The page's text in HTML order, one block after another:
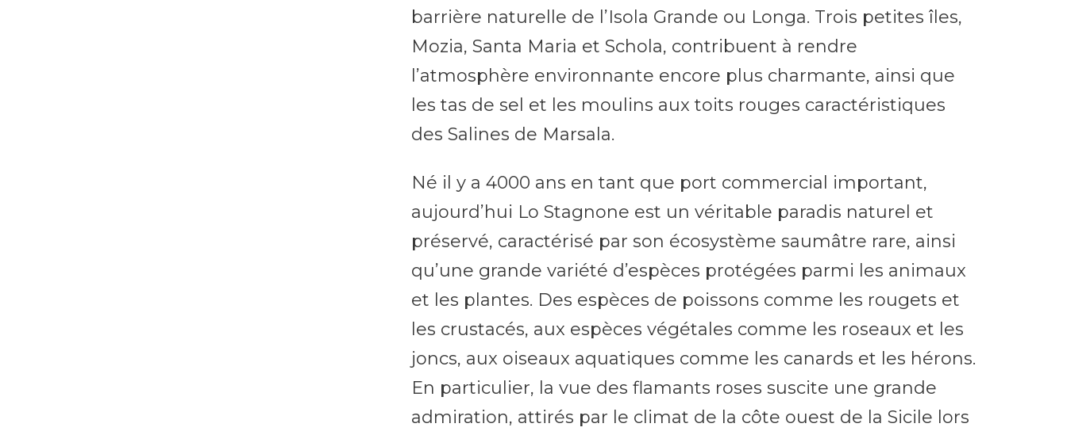
barrière naturelle de l’Isola Grande ou Longa. Trois petites îles,
Mozia, Santa Maria et Schola, contribuent à rendre
l’atmosphère environnante encore plus charmante, ainsi que
les tas de sel et les moulins aux toits rouges caractéristiques
des Salines de Marsala.
Né il y a 4000 ans en tant que port commercial important,
aujourd’hui Lo Stagnone est un véritable paradis naturel et
préservé, caractérisé par son écosystème saumâtre rare, ainsi
qu’une grande variété d’espèces protégées parmi les animaux
et les plantes. Des espèces de poissons comme les rougets et
les crustacés, aux espèces végétales comme les roseaux et les
joncs, aux oiseaux aquatiques comme les canards et les hérons.
En particulier, la vue des flamants roses suscite une grande
admiration, attirés par le climat de la côte ouest de la Sicile lors